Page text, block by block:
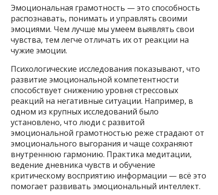
Эмоциональная грамотность — это способность
распознавать, понимать и управлять своими
эмоциями. Чем лучше мы умеем выявлять свои
чувства, тем легче отличать их от реакции на
чужие эмоции.
Психологические исследования показывают, что
развитие эмоциональной компетентности
способствует снижению уровня стрессовых
реакций на негативные ситуации. Например, в
одном из крупных исследований было
установлено, что люди с развитой
эмоциональной грамотностью реже страдают от
эмоционального выгорания и чаще сохраняют
внутреннюю гармонию. Практика медитации,
ведение дневника чувств и обучение
критическому восприятию информации — всё это
помогает развивать эмоциональный интеллект.